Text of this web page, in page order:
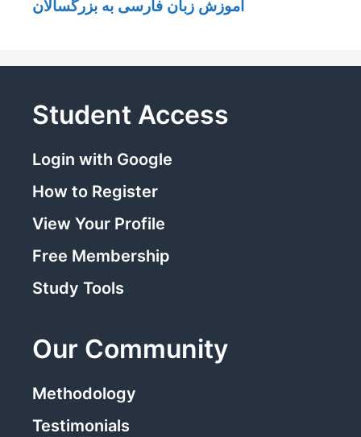
آموزش زبان فارسی به بزرگسالان
Student Access
Login with Google
How to Register
View Your Profile
Free Membership
Study Tools
Our Community
Methodology
Testimonials